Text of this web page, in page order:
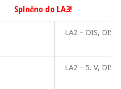
Splněno do LA3!
LA2 – DIS, DIS,
LA2 – 5. V, DIS,